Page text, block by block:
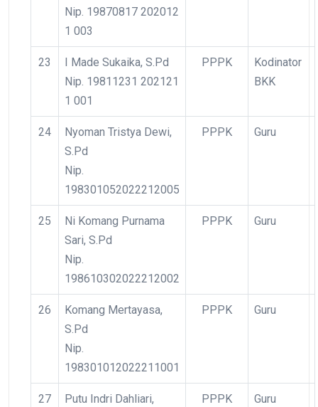
Nip. 19870817 202012
1 003
23
I Made Sukaika, S.Pd
Nip. 19811231 202121
1 001
PPPK
Kodinator
BKK
24
Nyoman Tristya Dewi,
S.Pd
Nip.
198301052022212005
PPPK Guru
25
Ni Komang Purnama
Sari, S.Pd
Nip.
198610302022212002
PPPK Guru
26
Komang Mertayasa,
S.Pd
Nip.
198301012022211001
PPPK Guru
27 Putu Indri Dahliari, PPPK Guru